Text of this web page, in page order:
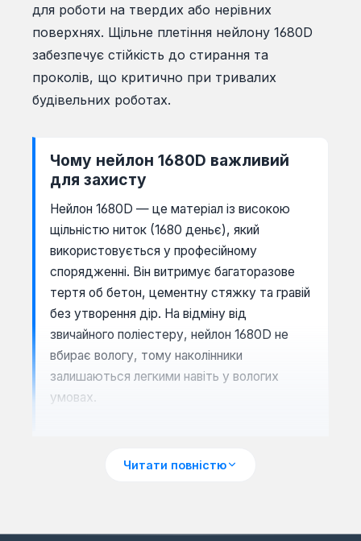
для роботи на твердих або нерівних
поверхнях. Щільне плетіння нейлону 1680D
забезпечує стійкість до стирання та
проколів, що критично при тривалих
будівельних роботах.
Чому нейлон 1680D важливий
для захисту
Нейлон 1680D — це матеріал із високою
щільністю ниток (1680 деньє), який
використовується у професійному
спорядженні. Він витримує багаторазове
тертя об бетон, цементну стяжку та гравій
без утворення дір. На відміну від
звичайного поліестеру, нейлон 1680D не
вбирає вологу, тому наколінники
залишаються легкими навіть у вологих
умовах.
Як обрати між жорсткою та
від гострих предметів (цвяхи, щебінь) і
Читати повністю